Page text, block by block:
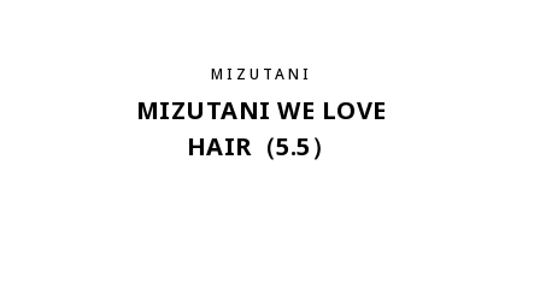
MIZUTANI
MIZUTANI WE LOVE
HAIR（5.5）